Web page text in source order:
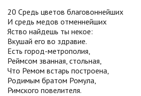
20 Средь цветов благовоннейших
И средь медов отменнейших
Яство найдешь ты некое:
Вкушай его во здравие.
Есть город-метрополия,
Реймсом званная, стольная,
Что Ремом встарь построена,
Родимым братом Ромула,
Римского повелителя.